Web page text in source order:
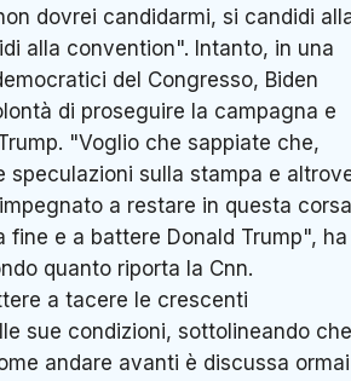
dovrei candidarmi, si candidi
alla convention". Intanto, in una
del Congresso, Biden
di proseguire la campagna e
"Voglio che sappiate che,
speculazioni sulla stampa e
a restare in questa
fine e a battere Donald Trump", ha
quanto riporta la Cnn.
a tacere le crescenti
sue condizioni, sottolineando che
andare avanti è discussa ormai